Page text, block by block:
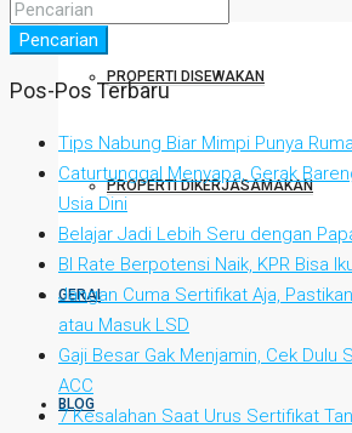
PROPERTI DISEWAKAN
PROPERTI DIKERJASAMAKAN
GERAI
BLOG
Pencarian
Pos-Pos Terbaru
Tips Nabung Biar Mimpi Punya
Caturtunggal Menyapa, Gerak
Usia Dini
Belajar Jadi Lebih Seru dengan
BI Rate Berpotensi Naik, KPR Bisa
Jangan Cuma Sertifikat Aja,
atau Masuk LSD
Gaji Besar Gak Menjamin, Cek Dulu
ACC
7 Kesalahan Saat Urus Sertifikat